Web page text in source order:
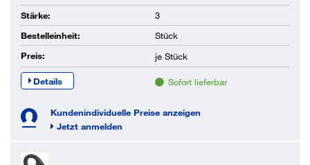
Stärke:
3
Bestelleinheit:
Stück
Preis:
je Stück
Details Sofort lieferbar
Kundenindividuelle Preise anzeigen
Jetzt anmelden